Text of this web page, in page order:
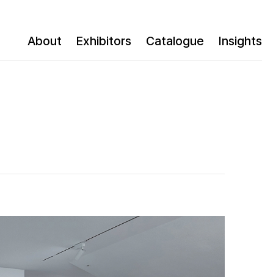
About Exhibitors Catalogue Insights